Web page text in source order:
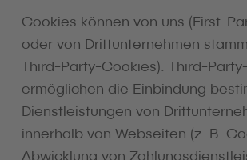
Cookies können von uns (First-
oder von Drittunternehmen
Third-Party-Cookies). Third-
ermöglichen die Einbindung
Dienstleistungen von
innerhalb von Webseiten (z. B.
Abwicklung von